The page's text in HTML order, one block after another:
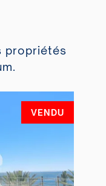
propriétés
VENDU